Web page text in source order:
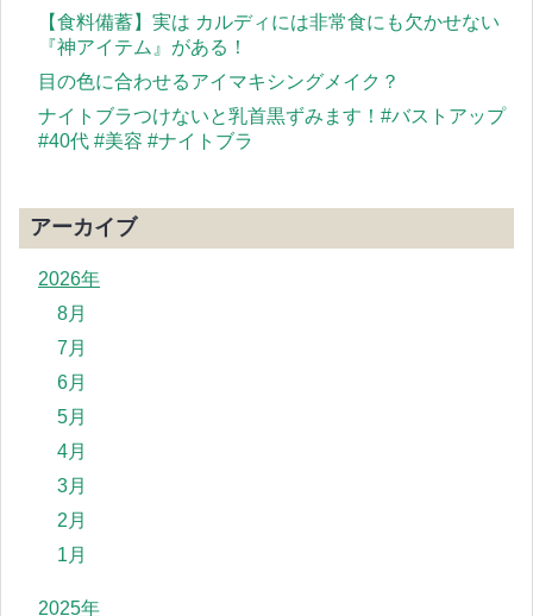
【食料備蓄】実は カルディには非常食にも欠かせない
『神アイテム』がある！
目の色に合わせるアイマキシングメイク？
ナイトブラつけないと乳首黒ずみます！#バストアップ
#40代 #美容 #ナイトブラ
アーカイブ
2026年
8月
7月
6月
5月
4月
3月
2月
1月
2025年